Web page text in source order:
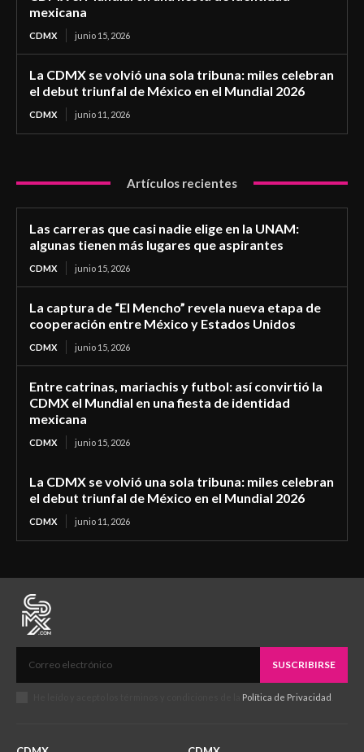
mexicana
CDMX junio 15, 2026
La CDMX se volvió una sola tribuna: miles celebran
el debut triunfal de México en el Mundial 2026
CDMX junio 11, 2026
Artículos recientes
Las carreras que casi nadie elige en la UNAM:
algunas tienen más lugares que aspirantes
CDMX junio 15, 2026
La captura de “El Mencho” revela nueva etapa de
cooperación entre México y Estados Unidos
CDMX junio 15, 2026
Entre catrinas, mariachis y futbol: así convirtió la
CDMX el Mundial en una fiesta de identidad
mexicana
CDMX junio 15, 2026
La CDMX se volvió una sola tribuna: miles celebran
el debut triunfal de México en el Mundial 2026
CDMX junio 11, 2026
SUSCRIBIRSE
Política de Privacidad